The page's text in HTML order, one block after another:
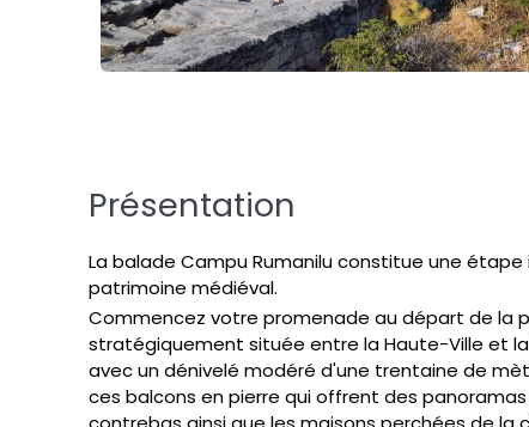
Présentation
La balade Campu Rumanilu constitue une
patrimoine médiéval.
Commencez votre promenade au départ de la
stratégiquement située entre la Haute-Ville et
avec un dénivelé modéré d'une trentaine de
ces balcons en pierre qui offrent des